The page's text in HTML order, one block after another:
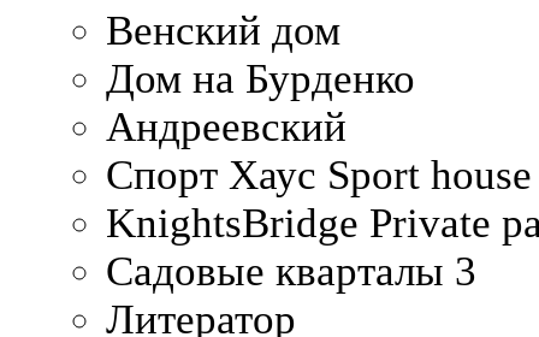
Венский дом
Дом на Бурденко
Андреевский
Спорт Хаус Sport house
KnightsBridge Private
Садовые кварталы 3
Литератор